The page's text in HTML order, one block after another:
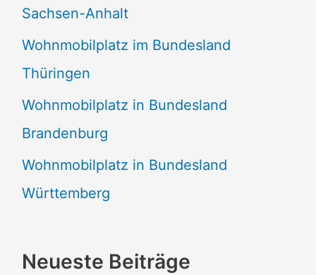
Sachsen-Anhalt
Wohnmobilplatz im Bundesland
Thüringen
Wohnmobilplatz in Bundesland
Brandenburg
Wohnmobilplatz in Bundesland
Württemberg
Neueste Beiträge